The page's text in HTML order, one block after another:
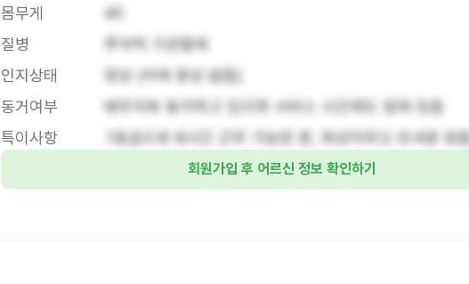
몸무게
40
질병
루게릭 기관절제
인지상태
정상 (치매 증상 없음)
동거여부
배우자와 동거하고 있으며 서비스 시간에도 집에 있음
특이사항
1등급으로 8시간 근무 가능한 분, 와상어르신 모셔분 원함
회원가입 후 어르신 정보 확인하기